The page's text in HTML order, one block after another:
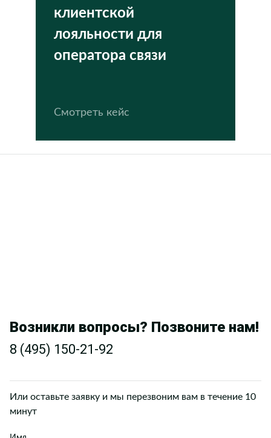
клиентской
лояльности для
оператора связи
Смотреть кейс
Возникли вопросы? Позвоните нам!
8 (495) 150-21-92
Или оставьте заявку и мы перезвоним вам в течение 10
минут